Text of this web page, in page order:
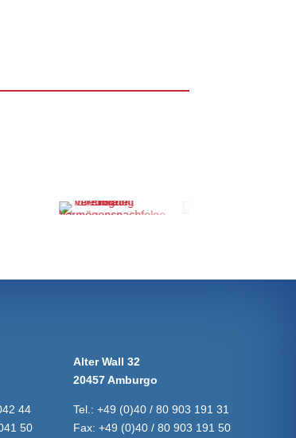
44
50
Alter Wall 32
20457 Amburgo
Tel.: +49 (0)40 / 80 903 191 31
Fax: +49 (0)40 / 80 903 191 50